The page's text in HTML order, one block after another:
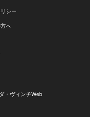
シー
へ
ダ・ヴィンチWeb